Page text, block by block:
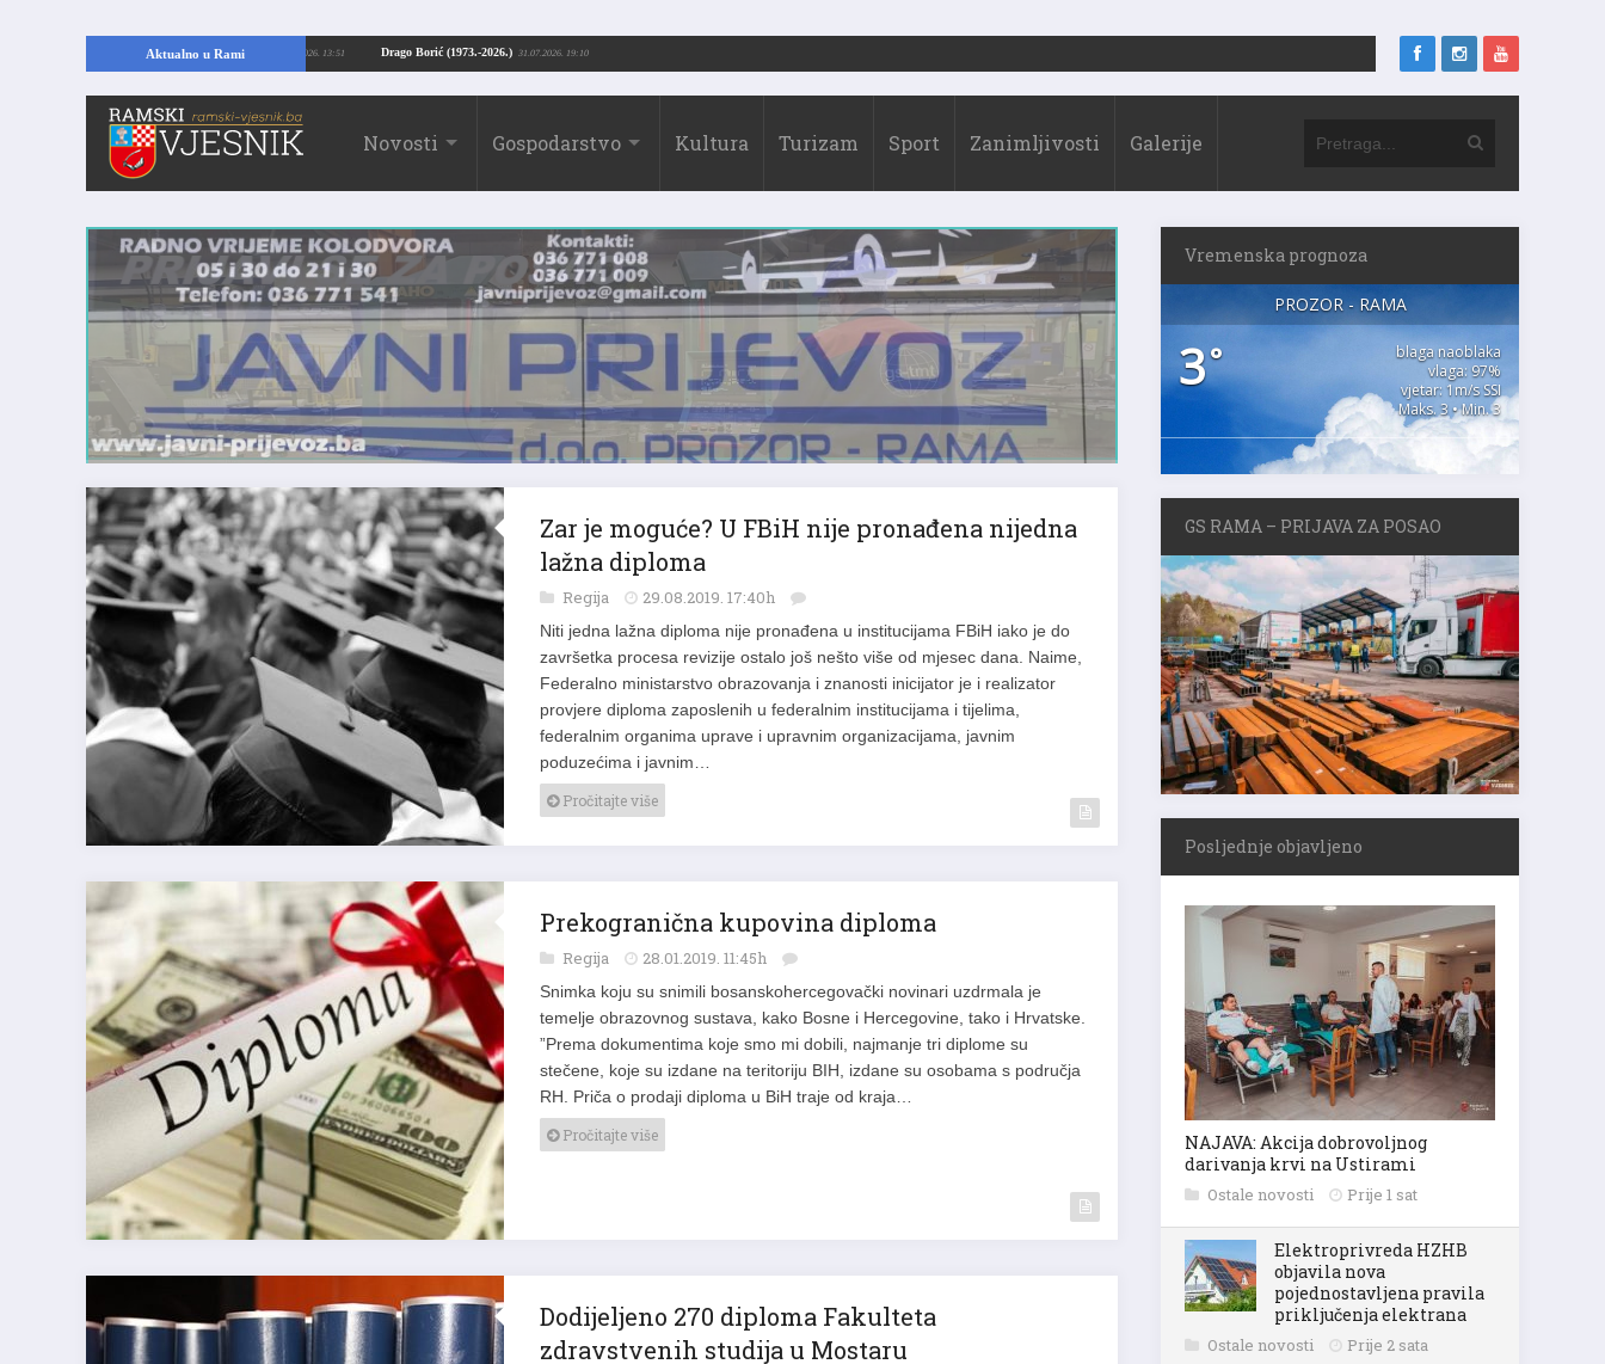
Aktualno u Rami Drago Borić (1973.-2026.)
Kopajući temelje kuće, pronašao vrijedne arheološke ostatke 24.07.2026. 13:51
Novosti Gospodarstvo Kultura Turizam Sport Zanimljivosti Galerije
Zar je moguće? U FBiH nije pronađena nijedna
lažna diploma
Regija 29.08.2019. 17:40h
Niti jedna lažna diploma nije pronađena u institucijama FBiH iako je do
završetka procesa revizije ostalo još nešto više od mjesec dana. Naime,
Federalno ministarstvo obrazovanja i znanosti inicijator je i realizator
provjere diploma zaposlenih u federalnim institucijama i tijelima,
federalnim organima uprave i upravnim organizacijama, javnim
poduzećima i javnim…
Pročitajte više
Prekogranična kupovina diploma
Regija 28.01.2019. 11:45h
Snimka koju su snimili bosanskohercegovački novinari uzdrmala je
temelje obrazovnog sustava, kako Bosne i Hercegovine, tako i Hrvatske.
”Prema dokumentima koje smo mi dobili, najmanje tri diplome su
stečene, koje su izdane na teritoriju BIH, izdane su osobama s područja
RH. Priča o prodaji diploma u BiH traje od kraja…
Pročitajte više
Dodijeljeno 270 diploma Fakulteta
zdravstvenih studija u Mostaru
Vremenska prognoza
PROZOR - RAMA
3°
blaga naoblaka
vlaga: 97%
vjetar: 1m/s SSI
Maks. 3 • Min. 3
GS RAMA – PRIJAVA ZA POSAO
Posljednje objavljeno
NAJAVA: Akcija dobrovoljnog
darivanja krvi na Ustirami
Ostale novosti Prije 1 sat
Elektroprivreda HZHB
objavila nova
pojednostavljena pravila
priključenja elektrana
Ostale novosti Prije 2 sata